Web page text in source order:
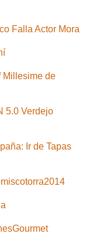
Falla Actor Mora
Millesime de
5.0 Verdejo
Ir de Tapas